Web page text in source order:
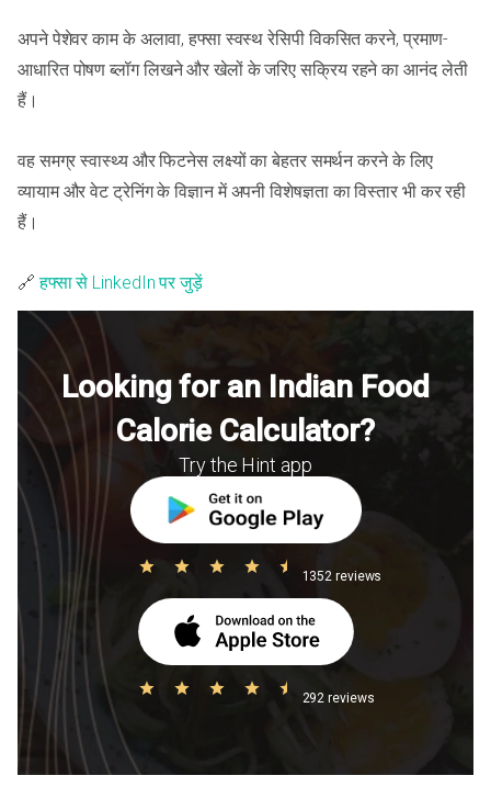
अपने पेशेवर काम के अलावा, हफ्सा स्वस्थ रेसिपी विकसित करने, प्रमाण-
आधारित पोषण ब्लॉग लिखने और खेलों के जरिए सक्रिय रहने का आनंद लेती
हैं।
वह समग्र स्वास्थ्य और फिटनेस लक्ष्यों का बेहतर समर्थन करने के लिए
व्यायाम और वेट ट्रेनिंग के विज्ञान में अपनी विशेषज्ञता का विस्तार भी कर रही
हैं।
🔗हफ्सा से LinkedIn पर जुड़ें
Looking for an Indian Food
Calorie Calculator?
Try the Hint app
1352 reviews
292 reviews